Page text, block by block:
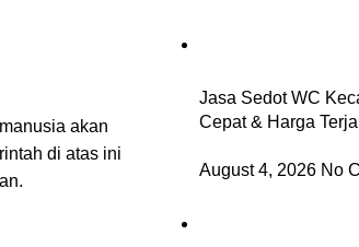
akan
di atas ini
Jasa Sedot WC
Cepat & Harga
August 4, 2026 No